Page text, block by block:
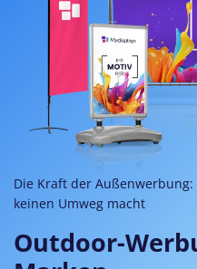
Die Kraft der
keinen Umweg macht
Outdoor-